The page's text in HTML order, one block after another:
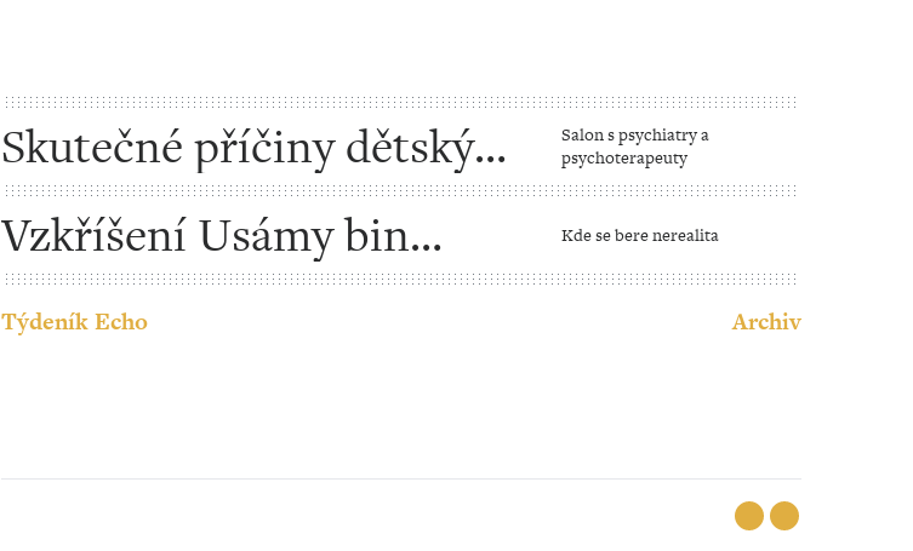
Skutečné příčiny dětských
úzkostí
Salon s psychiatry a
psychoterapeuty
Vzkříšení Usámy bin
Ládina
Kde se bere nerealita
Týdeník Echo Archiv